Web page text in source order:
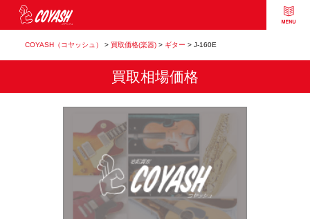
COYASH（コヤッシュ） > 買取価格(楽器)> ギター > J-160E
買取相場価格